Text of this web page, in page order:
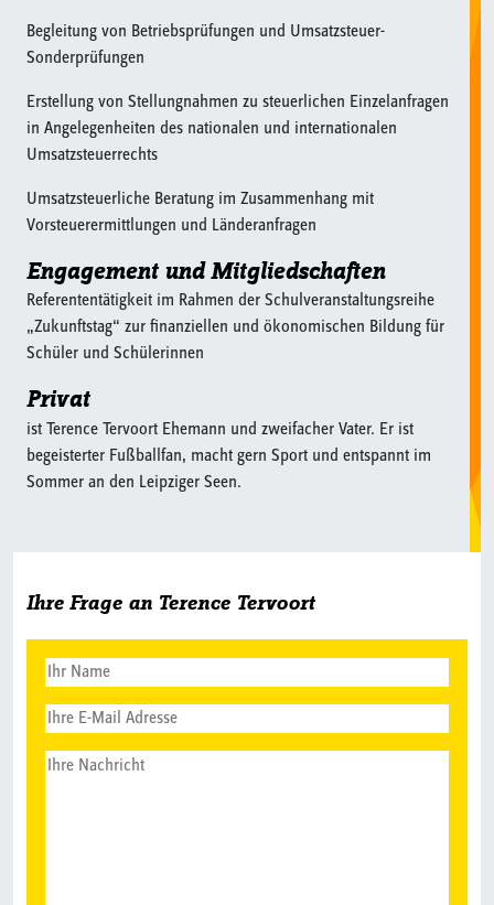
Begleitung von Betriebsprüfungen und Umsatzsteuer-
Sonderprüfungen
Erstellung von Stellungnahmen zu steuerlichen Einzelanfragen
in Angelegenheiten des nationalen und internationalen
Umsatzsteuerrechts
Umsatzsteuerliche Beratung im Zusammenhang mit
Vorsteuerermittlungen und Länderanfragen
Engagement und Mitgliedschaften
Referententätigkeit im Rahmen der Schulveranstaltungsreihe
„Zukunftstag“ zur finanziellen und ökonomischen Bildung für
Schüler und Schülerinnen
Privat
ist Terence Tervoort Ehemann und zweifacher Vater. Er ist
begeisterter Fußballfan, macht gern Sport und entspannt im
Sommer an den Leipziger Seen.
Ihre Frage an Terence Tervoort